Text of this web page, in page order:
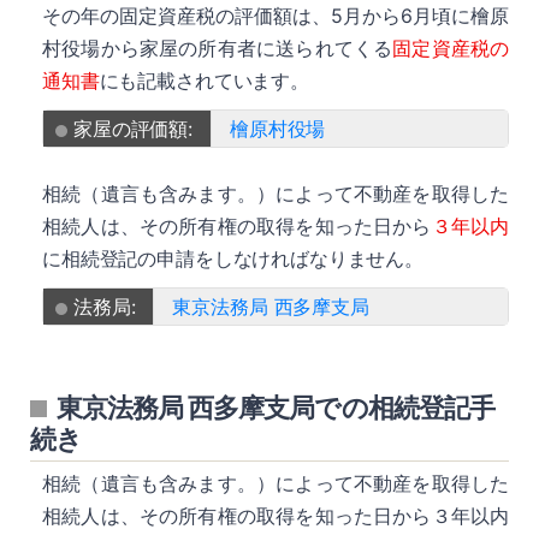
その年の固定資産税の評価額は、5月から6月頃に檜原
村役場から家屋の所有者に送られてくる固定資産税の
通知書にも記載されています。
家屋の評価額:
檜原村役場
相続（遺言も含みます。）によって不動産を取得した
相続人は、その所有権の取得を知った日から ３年以内
に相続登記の申請をしなければなりません。
法務局:
東京法務局 西多摩支局
東京法務局 西多摩支局での相続登記手
続き
相続（遺言も含みます。）によって不動産を取得した
相続人は、その所有権の取得を知った日から３年以内